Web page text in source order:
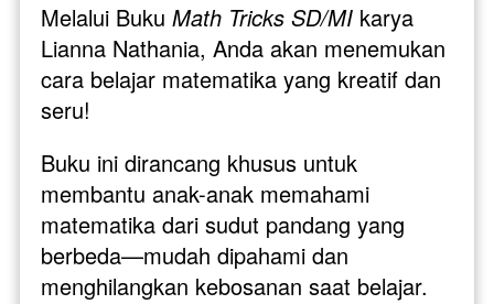
Melalui Buku Math Tricks SD/MI karya
Lianna Nathania, Anda akan menemukan
cara belajar matematika yang kreatif dan
seru!
Buku ini dirancang khusus untuk
membantu anak-anak memahami
matematika dari sudut pandang yang
berbeda—mudah dipahami dan
menghilangkan kebosanan saat belajar.